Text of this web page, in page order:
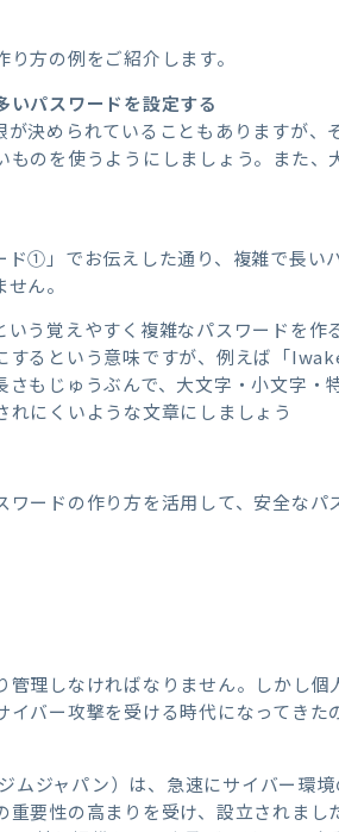
方の例をご紹介します。
いパスワードを設定する
決められていることもありますが、
ものを使うようにしましょう。また
ド①」でお伝えした通り、複雑で長
ん。
いう覚えやすく複雑なパスワードを
するという意味ですが、例えば「
さもじゅうぶんで、大文字・小文字
にくいような文章にしましょう
ワードの作り方を活用して、安全なパ
管理しなければなりません。しかし
イバー攻撃を受ける時代になってき
ムジャパン）は、急速にサイバー環
重要性の高まりを受け、設立されま